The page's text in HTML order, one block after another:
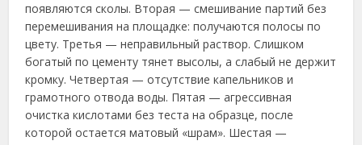
появляются сколы. Вторая — смешивание партий без
перемешивания на площадке: получаются полосы по
цвету. Третья — неправильный раствор. Слишком
богатый по цементу тянет высолы, а слабый не держит
кромку. Четвертая — отсутствие капельников и
грамотного отвода воды. Пятая — агрессивная
очистка кислотами без теста на образце, после
которой остается матовый «шрам». Шестая —